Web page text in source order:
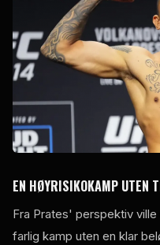
EN HØYRISIKOKAMP UTEN
Fra Prates' perspektiv
farlig kamp uten en klar